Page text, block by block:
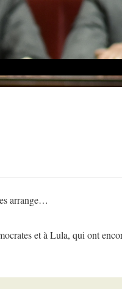
arrange…
et à Lula, qui ont